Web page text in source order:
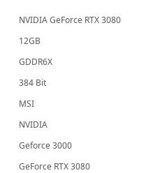
NVIDIA GeForce RTX 3080
12GB
GDDR6X
384 Bit
MSI
NVIDIA
Geforce 3000
GeForce RTX 3080